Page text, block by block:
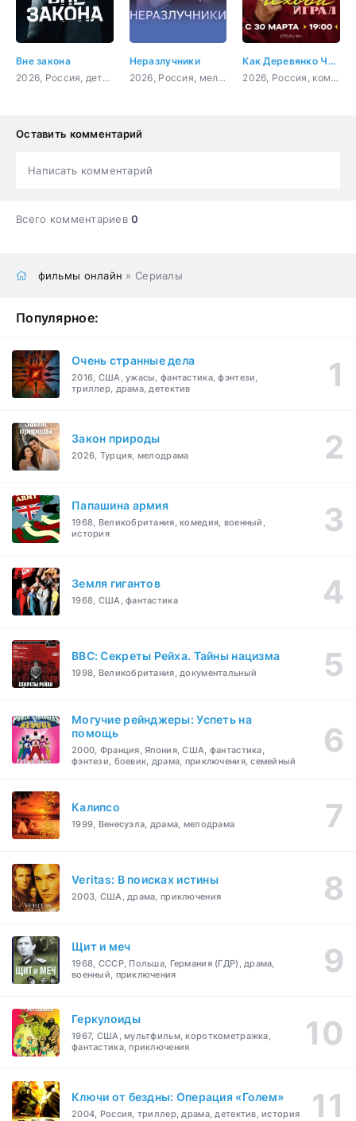
Вне закона
2026, Россия, детектив, боевик, криминал, драма
Неразлучники
2026, Россия, мелодрама
Как Деревянко Чехова играл
2026, Россия, комедия
Оставить комментарий
Написать комментарий
Всего комментариев0
фильмы онлайн » Сериалы
Популярное:
Очень странные дела
2016, США, ужасы, фантастика, фэнтези,
триллер, драма, детектив
Закон природы
2026, Турция, мелодрама
Папашина армия
1968, Великобритания, комедия, военный,
история
Земля гигантов
1968, США, фантастика
BBC: Секреты Рейха. Тайны нацизма
1998, Великобритания, документальный
Могучие рейнджеры: Успеть на
помощь
2000, Франция, Япония, США, фантастика,
фэнтези, боевик, драма, приключения, семейный
Калипсо
1999, Венесуэла, драма, мелодрама
Veritas: В поисках истины
2003, США, драма, приключения
Щит и меч
1968, СССР, Польша, Германия (ГДР), драма,
военный, приключения
Геркулоиды
1967, США, мультфильм, короткометражка,
фантастика, приключения
Ключи от бездны: Операция «Голем»
2004, Россия, триллер, драма, детектив, история